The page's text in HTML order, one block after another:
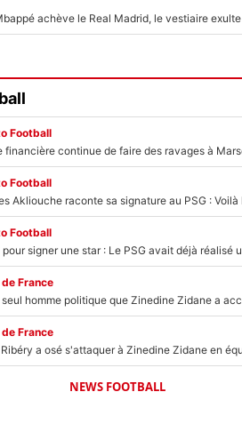
achève le Real Madrid, le vestiaire exulte
Football
Football
Football
France
France
NEWS FOOTBALL